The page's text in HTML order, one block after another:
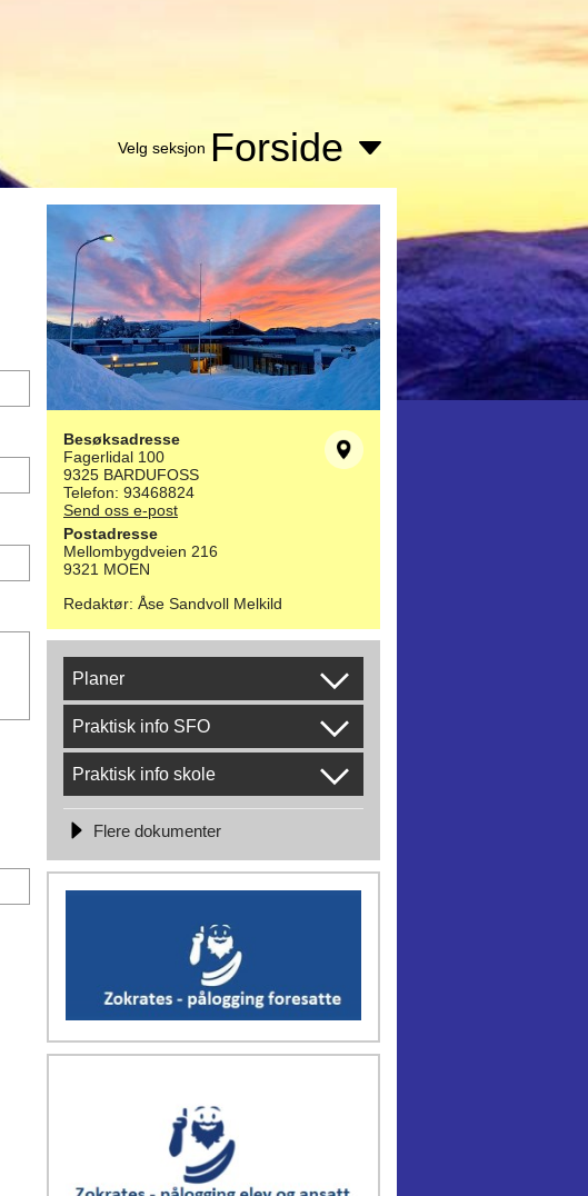
Velg seksjon Forside
Besøksadresse
Fagerlidal 100
9325 BARDUFOSS
Telefon: 93468824
Send oss e-post
Postadresse
Mellombygdveien 216
9321 MOEN
Redaktør: Åse Sandvoll Melkild
Planer
Praktisk info SFO
Praktisk info skole
Flere dokumenter